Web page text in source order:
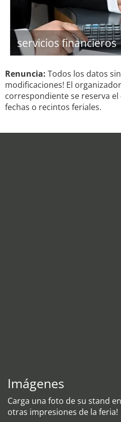
servicios financieros
Renuncia: Todos los datos
modificaciones! El
correspondiente se reserva
fechas o recintos feriales.
Imágenes
Carga una foto de su stand
otras impresiones de la feria!